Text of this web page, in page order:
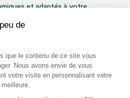
et adaptés à votre
expérience humaine, où
pour révéler son plein potentiel.